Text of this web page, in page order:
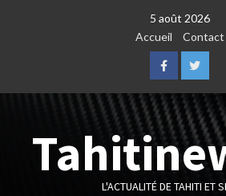
5 août 2026
Accueil
Contact
FacebookTwitter
L'ACTUALITÉ DE TAHITI ET